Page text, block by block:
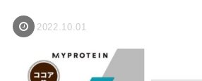
2022.10.01